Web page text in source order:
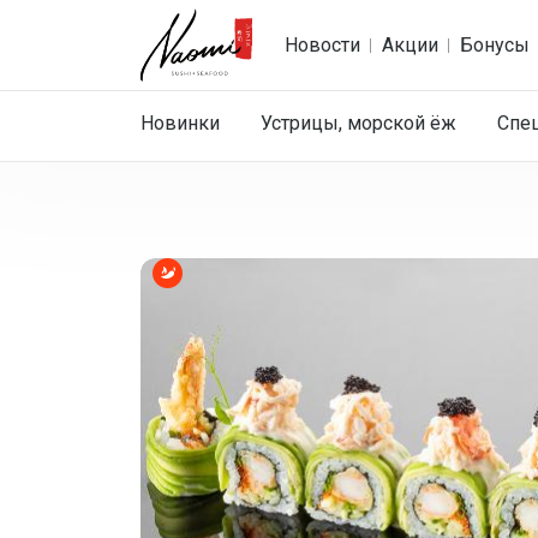
Новости Акции Бонусы
Новинки Устрицы, морской ёж